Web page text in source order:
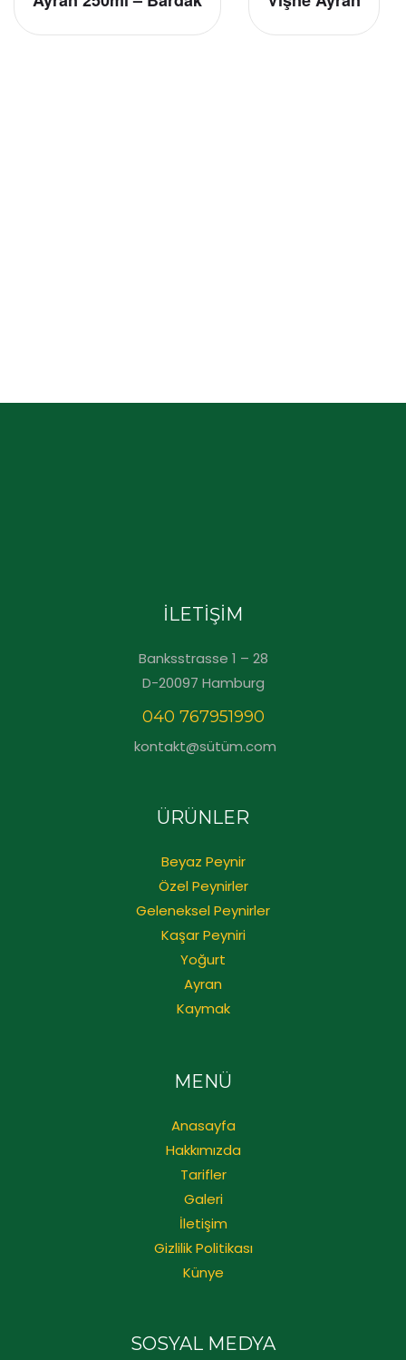
İLETİŞİM
Banksstrasse 1 – 28
D-20097 Hamburg
040 767951990
kontakt@sütüm.com
ÜRÜNLER
Beyaz Peynir
Özel Peynirler
Geleneksel Peynirler
Kaşar Peyniri
Yoğurt
Ayran
Kaymak
MENÜ
Anasayfa
Hakkımızda
Tarifler
Galeri
İletişim
Gizlilik Politikası
Künye
SOSYAL MEDYA